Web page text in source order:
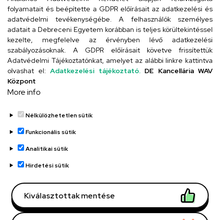
Szervezeti telefonkönyv
UD telefonkönyv
Adatvédelem
Adatvédelem
Régi oldal
Technikai információk
folyamatait és beépítette a GDPR előírásait az adatkezelési és
adatvédelmi tevékenységébe. A felhasználók személyes
adatait a Debreceni Egyetem korábban is teljes körültekintéssel
kezelte, megfelelve az érvényben lévő adatkezelési
szabályozásoknak. A GDPR előírásait követve frissítettük
Adatvédelmi Tájékoztatónkat, amelyet az alábbi linkre kattintva
olvashat el: Adatkezelési tájékoztató. DE Kancellária WAV
Központ
More info
Nélkülözhetetlen sütik
Funkcionális sütik
Analitikai sütik
Hirdetési sütik
Kiválasztottak mentése